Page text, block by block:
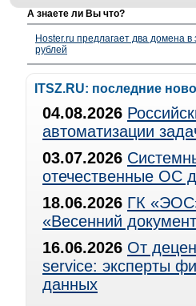
А знаете ли Вы что?
Hoster.ru предлагает два домена
рублей
ITSZ.RU: последние
04.08.2026
автоматизации
03.07.2026
отечественные ОС
18.06.2026 ГК
«Весенний
16.06.2026 От
service: эксперты
данных